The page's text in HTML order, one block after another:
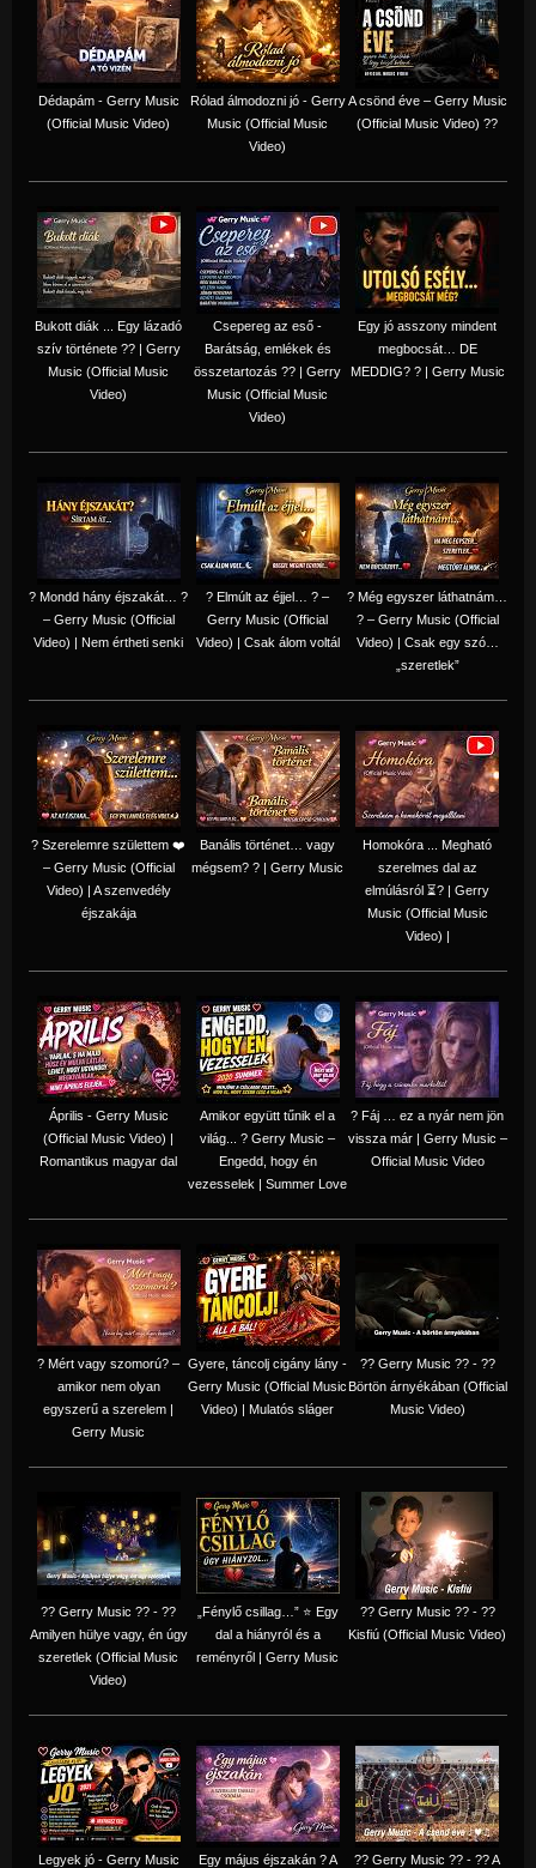
Dédapám - Gerry Music
(Official Music Video)
Rólad álmodozni jó - Gerry
Music (Official Music
Video)
A csönd éve – Gerry Music
(Official Music Video) ??
Bukott diák ... Egy lázadó
szív története ?? | Gerry
Music (Official Music
Video)
Csepereg az eső -
Barátság, emlékek és
összetartozás ?️? | Gerry
Music (Official Music
Video)
Egy jó asszony mindent
megbocsát… DE
MEDDIG? ? | Gerry Music
? Mondd hány éjszakát… ?
– Gerry Music (Official
Video) | Nem értheti senki
? Elmúlt az éjjel… ? –
Gerry Music (Official
Video) | Csak álom voltál
? Még egyszer láthatnám…
? – Gerry Music (Official
Video) | Csak egy szó…
„szeretlek”
? Szerelemre születtem ❤️
– Gerry Music (Official
Video) | A szenvedély
éjszakája
Banális történet… vagy
mégsem? ? | Gerry Music
Homokóra ... Megható
szerelmes dal az
elmúlásról ⏳? | Gerry
Music (Official Music
Video) |
Április - Gerry Music
(Official Music Video) |
Romantikus magyar dal
Amikor együtt tűnik el a
világ... ? Gerry Music –
Engedd, hogy én
vezesselek | Summer Love
? Fáj … ez a nyár nem jön
vissza már | Gerry Music –
Official Music Video
? Mért vagy szomorú? –
amikor nem olyan
egyszerű a szerelem |
Gerry Music
Gyere, táncolj cigány lány -
Gerry Music (Official Music
Video) | Mulatós sláger
?? Gerry Music ?? - ??
Börtön árnyékában (Official
Music Video)
?? Gerry Music ?? - ??
Amilyen hülye vagy, én úgy
szeretlek (Official Music
Video)
„Fénylő csillag…” ⭐ Egy
dal a hiányról és a
reményről | Gerry Music
?? Gerry Music ?? - ??
Kisfiú (Official Music Video)
Legyek jó - Gerry Music
Egy május éjszakán ? A
?? Gerry Music ?? - ?? A